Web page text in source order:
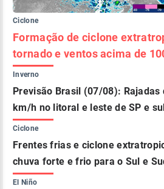
Ciclone
Formação de ciclone
tornado e ventos acima de
Inverno
Previsão Brasil (07/08): Rajadas
km/h no litoral e leste de SP e
Ciclone
Frentes frias e ciclone
chuva forte e frio para o Sul e
El Niño